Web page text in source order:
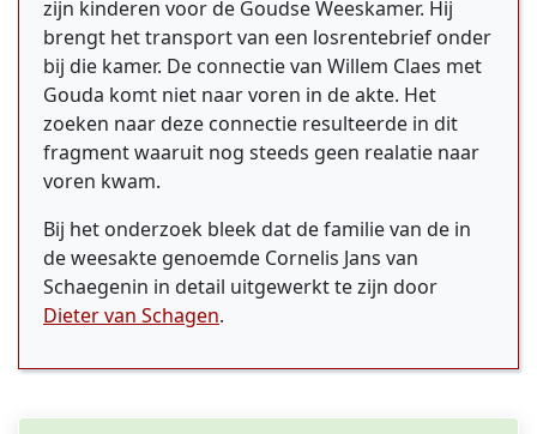
zijn kinderen voor de Goudse Weeskamer. Hij
brengt het transport van een losrentebrief onder
bij die kamer. De connectie van Willem Claes met
Gouda komt niet naar voren in de akte. Het
zoeken naar deze connectie resulteerde in dit
fragment waaruit nog steeds geen realatie naar
voren kwam.
Bij het onderzoek bleek dat de familie van de in
de weesakte genoemde Cornelis Jans van
Schaegenin in detail uitgewerkt te zijn door
Dieter van Schagen.